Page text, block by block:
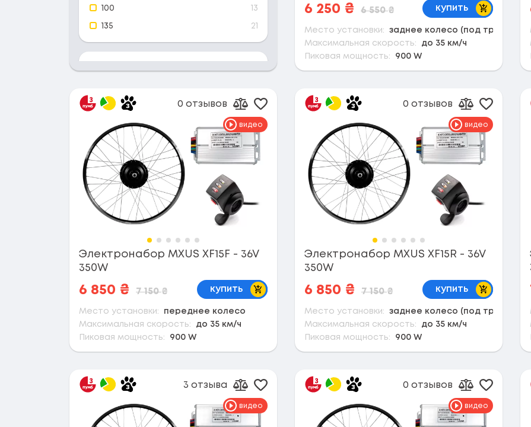
100 13
135 21
нет 3
Наличие дисплея
да 24
нет
Поддержка PAS
нет
да
нет
6 250 ₴ 6 550₴ купить В корзину
Место установки:
заднее колесо (под трещотку)
Максимальная скорость:
до 35 км/ч
Пиковая мощность:
900 W
Электронабор MXUS XF15F - 36V
350W
6 850 ₴ 7 150₴
видео
купить В корзину
0 отзывов
Добавить к сравнению
Добавить в избранное
Место установки:
переднее колесо
Максимальная скорость:
до 35 км/ч
Пиковая мощность:
900 W
Электронабор MXUS XF15R - 36V
350W
6 850 ₴ 7 150₴
видео
купить В корзину
0 отзывов
Добавить к
Место установки:
заднее колесо (под трещотку)
Максимальная скорость:
до 35 км/ч
Пиковая мощность:
900 W
видео
3 отзыва
Добавить к сравнению
Добавить в избранное
видео
0 отзывов
Добавить к